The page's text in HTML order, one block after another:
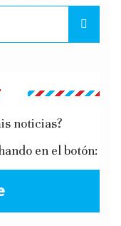
noticias?
en el botón: